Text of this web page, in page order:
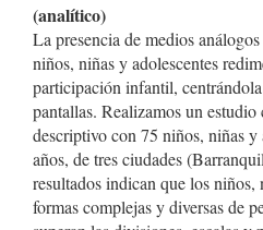
(analítico)
La presencia de medios
niños, niñas y adolescentes
participación infantil,
pantallas. Realizamos un
descriptivo con 75 niños, niñas y
años, de tres ciudades
resultados indican que los niños,
formas complejas y diversas de